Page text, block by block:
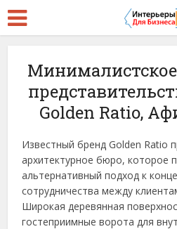
Golden Ratio,
Известный бренд Golden Ratio
архитектурное бюро, которое
альтернативный подход к
сотрудничества между
Широкая деревянная
гостеприимные ворота для